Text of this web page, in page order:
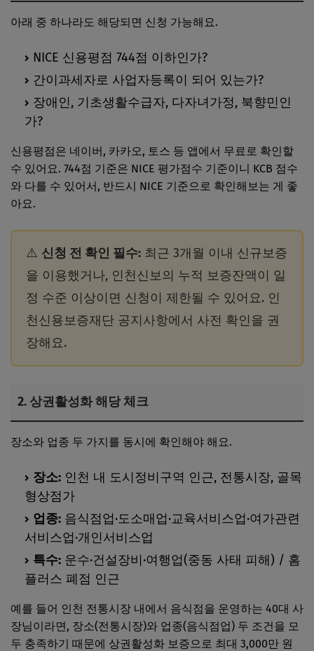
아래 중 하나라도 해당되면 신청 가능해요.
NICE 신용평점 744점 이하인가?
간이과세자로 사업자등록이 되어 있는가?
장애인, 기초생활수급자, 다자녀가정, 북향민인
가?
신용평점은 네이버, 카카오, 토스 등 앱에서 무료로 확인할
수 있어요. 744점 기준은 NICE 평가점수 기준이니 KCB 점수
와 다를 수 있어서, 반드시 NICE 기준으로 확인해보는 게 좋
아요.
⚠️ 신청 전 확인 필수:최근 3개월 이내 신규보증
을 이용했거나, 인천신보의 누적 보증잔액이 일
정 수준 이상이면 신청이 제한될 수 있어요. 인
천신용보증재단 공지사항에서 사전 확인을 권
장해요.
2. 상권활성화 해당 체크
장소와 업종 두 가지를 동시에 확인해야 해요.
장소: 인천 내 도시정비구역 인근, 전통시장, 골목
형상점가
업종: 음식점업·도소매업·교육서비스업·여가관련
서비스업·개인서비스업
특수: 운수·건설장비·여행업(중동 사태 피해) / 홈
플러스 폐점 인근
예를 들어 인천 전통시장 내에서 음식점을 운영하는 40대 사
장님이라면, 장소(전통시장)와 업종(음식점업) 두 조건을 모
두 충족하기 때문에 상권활성화 보증으로 최대 3,000만 원